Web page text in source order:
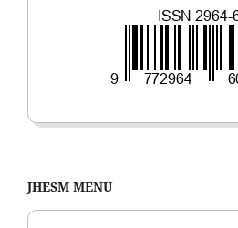
JHESM MENU